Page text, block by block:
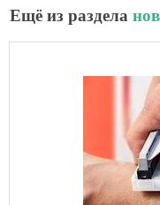
Ещё из раздела